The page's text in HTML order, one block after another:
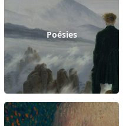
Poésies